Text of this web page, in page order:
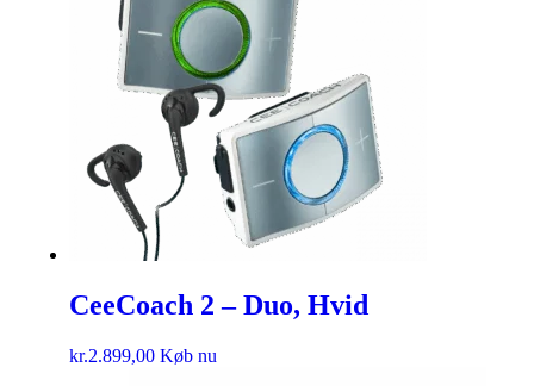
CeeCoach 2 – Duo, Hvid
kr.2.899,00 Køb nu